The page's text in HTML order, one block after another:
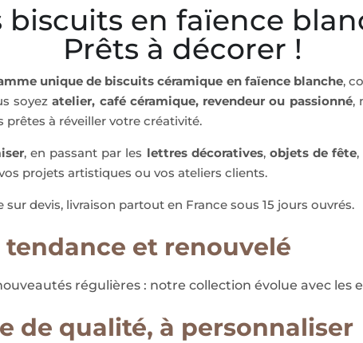
biscuits en faïence
Prêts à décorer !
unique de biscuits céramique en faïence blanche,
soyezatelier, café céramique, revendeur ou passionné,
à réveiller votre créativité.
, en passant par les lettres décoratives, objets de fête,
projets artistiques ou vos ateliers clients.
devis, livraison partout en France sous 15 jours ouvrés.
et renouvelé
régulières : notre collection évolue avec les
de qualité, à personnaliser